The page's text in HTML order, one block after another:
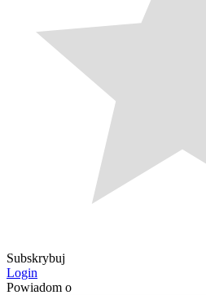
Subskrybuj
Login
Powiadom o